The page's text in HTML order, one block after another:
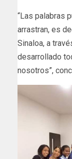
“Las palabras
arrastran, es
Sinaloa, a
desarrollado
nosotros”,